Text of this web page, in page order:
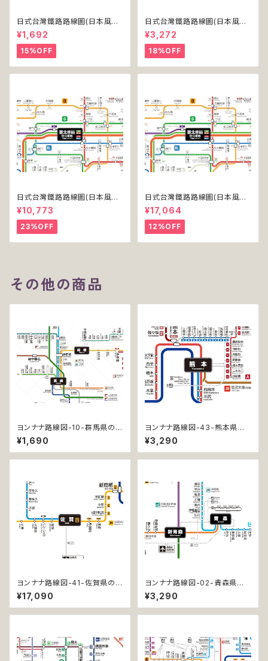
日式台灣鐵路路線圖(日本風台
湾鉄道路線図)(デジタル版／L
T)
¥1,692
15%OFF
日式台灣鐵路路線圖(日本風台
湾鉄道路線図)(デジタル版／LT
-NC)
¥3,272
18%OFF
日式台灣鐵路路線圖(日本風台
湾鉄道路線図)(デジタル版／PR
O)
¥10,773
23%OFF
日式台灣鐵路路線圖(日本風台
湾鉄道路線図)(デジタル版／PR
O-NC)
¥17,064
12%OFF
その他の商品
ヨンナナ路線図-10-群馬県の鉄
道 (Gumma / デジタル / LT)
¥1,690
ヨンナナ路線図-43-熊本県の
鉄道 (Kumamoto / デジタル /
LT-NC)
¥3,290
ヨンナナ路線図-41-佐賀県の鉄
道 (Saga / デジタル / PRO-N
C)
¥17,090
ヨンナナ路線図-02-青森県の
鉄道 (Aomori / デジタル / LT-
NC)
¥3,290